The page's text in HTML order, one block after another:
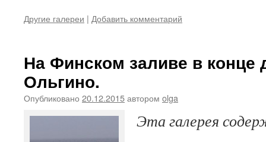
Другие галереи | Добавить комментарий
На Финском заливе в конце
Ольгино.
Опубликовано 20.12.2015автором olga
Эта галерея